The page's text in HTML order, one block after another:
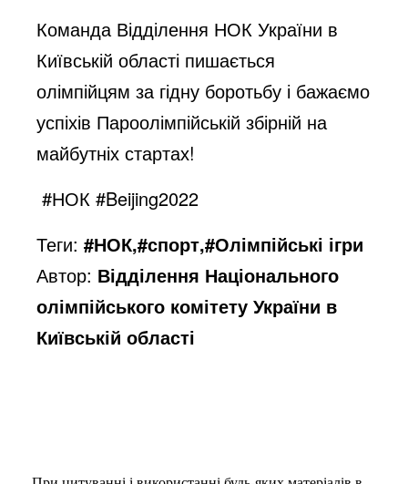
Команда Відділення НОК України в
Київській області пишається
олімпійцям за гідну боротьбу і бажаємо
успіхів Пароолімпійській збірній на
майбутніх стартах!
#НОК #Beijing2022
Теги:#НОК,#спорт,#Олімпійські ігри
Автор: Відділення Національного
олімпійського комітету України в
Київській області